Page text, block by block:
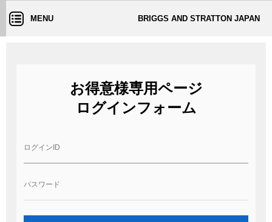
MENU BRIGGS AND STRATTON JAPAN
お得意様専用ページ
ログインフォーム